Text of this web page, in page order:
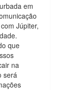
em
Júpiter,
que
na
será